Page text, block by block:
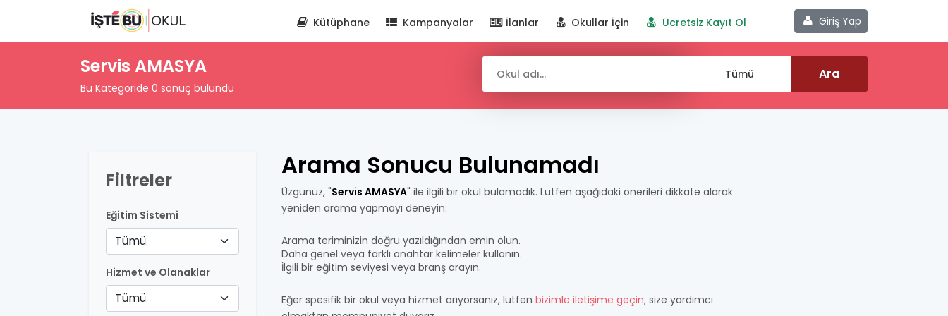
Giriş Yap
Kütüphane Kampanyalar İlanlar Okullar İçin Ücretsiz Kayıt Ol
Servis AMASYA
Bu Kategoride 0 sonuç bulundu
Filtreler
Eğitim Sistemi
Tümü
Hizmet ve Olanaklar
Tümü
Arama Sonucu Bulunamadı
Üzgünüz, "Servis AMASYA" ile ilgili bir okul bulamadık. Lütfen aşağıdaki önerileri dikkate alarak
yeniden arama yapmayı deneyin:
Arama teriminizin doğru yazıldığından emin olun.
Daha genel veya farklı anahtar kelimeler kullanın.
İlgili bir eğitim seviyesi veya branş arayın.
Eğer spesifik bir okul veya hizmet arıyorsanız, lütfen bizimle iletişime geçin; size yardımcı